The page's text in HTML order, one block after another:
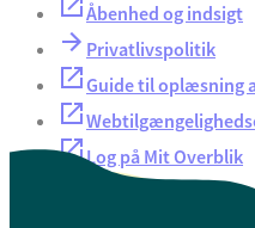
Åbenhed og indsigt
Privatlivspolitik
Guide til oplæsning
Log på Mit Overblik